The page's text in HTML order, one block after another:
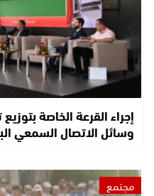
إجراء القرعة الخاصة
وسائل الاتصال السمعي
مجتمع